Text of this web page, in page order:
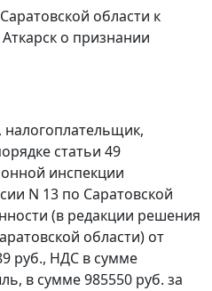
области к
о признании
статьи 49
инспекции
N 13 по Саратовской
(в редакции решения
области) от
руб., НДС в сумме
в сумме 985550 руб. за